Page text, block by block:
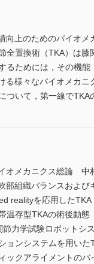
向上のためのバイオメ
全置換術（TKA）は
るためには，その機
る様々なバイオメカ
ついて，第一線で
オメカニクス総論 中
部組織バランスおよ
realityを応用した
温存型TKAの術後動
節力学試験ロボットシ
ョンシステムを用い
ックアライメントの